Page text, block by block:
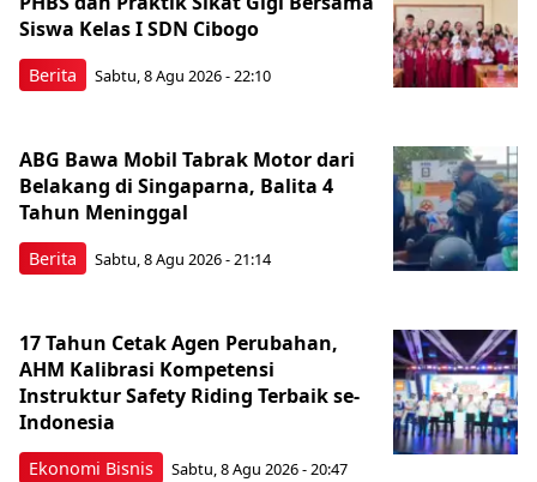
Berita
Siswa Kelas I SDN Cibogo
Sabtu, 8 Agu 2026 - 22:10
Berita
ABG Bawa Mobil Tabrak Motor dari
Belakang di Singaparna, Balita 4
Tahun Meninggal
Sabtu, 8 Agu 2026 - 21:14
Ekonomi Bisnis
17 Tahun Cetak Agen Perubahan,
AHM Kalibrasi Kompetensi
Instruktur Safety Riding Terbaik se-
Indonesia
Sabtu, 8 Agu 2026 - 20:47